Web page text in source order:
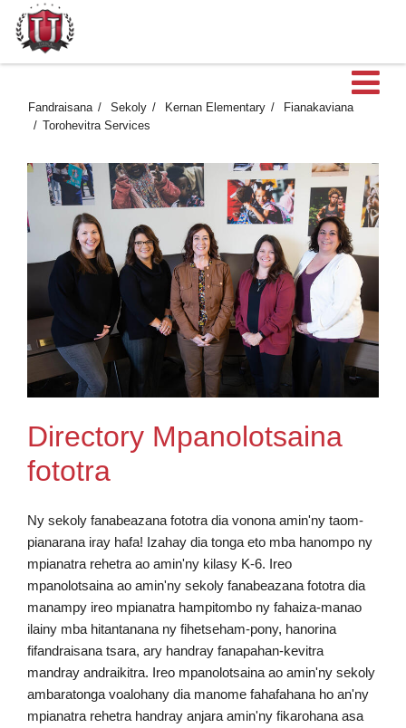
Fandraisana Sekoly Kernan Elementary
Fianakaviana
Torohevitra Services
Directory Mpanolotsaina
fototra
Ny sekoly fanabeazana fototra dia vonona amin'ny taom-
pianarana iray hafa! Izahay dia tonga eto mba hanompo ny
mpianatra rehetra ao amin'ny kilasy K-6. Ireo
mpanolotsaina ao amin'ny sekoly fanabeazana fototra dia
manampy ireo mpianatra hampitombo ny fahaiza-manao
ilainy mba hitantanana ny fihetseham-pony, hanorina
fifandraisana tsara, ary handray fanapahan-kevitra
mandray andraikitra. Ireo mpanolotsaina ao amin'ny sekoly
ambaratonga voalohany dia manome fahafahana ho an'ny
mpianatra rehetra handray anjara amin'ny fikarohana asa